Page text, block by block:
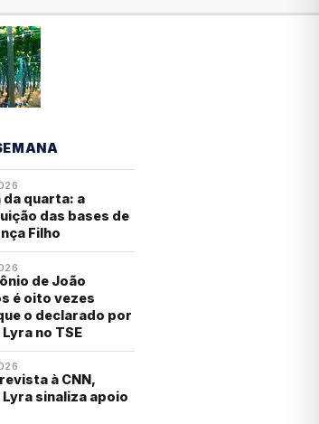
da quarta: a
das bases de
Filho
de João
é oito vezes
o declarado por
Lyra no TSE
à CNN,
Lyra sinaliza apoio